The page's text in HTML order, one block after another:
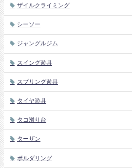
ザイルクライミング
シーソー
ジャングルジム
スイング遊具
スプリング遊具
タイヤ遊具
タコ滑り台
ターザン
ボルダリング